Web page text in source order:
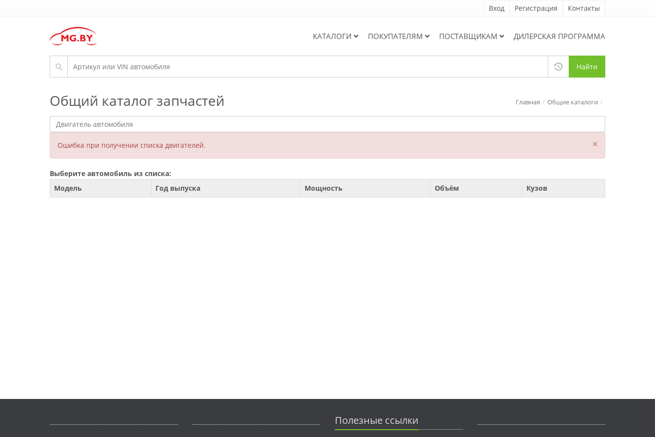
Вход Регистрация Контакты
КАТАЛОГИ ПОКУПАТЕЛЯМ ПОСТАВЩИКАМ ДИЛЕРСКАЯ ПРОГРАММА
Найти
Общий каталог запчастей Главная Общие каталоги
Ошибка при получении списка двигателей. ×
Выберите автомобиль из списка:
Модель
Год выпуска Мощность Объём Кузов
Полезные ссылки